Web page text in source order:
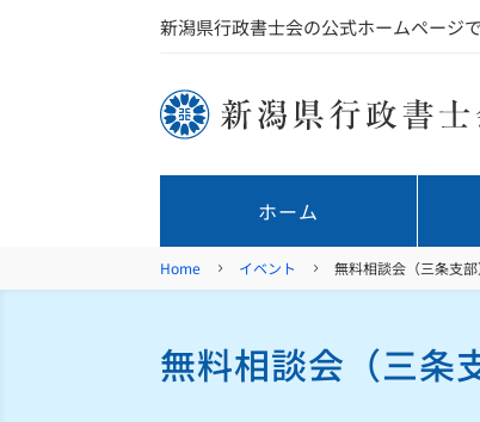
新潟県行政書士会の公式ホームページで
ホーム
Home 5 イベント 5 無料相談会（三条支部
無料相談会（三条